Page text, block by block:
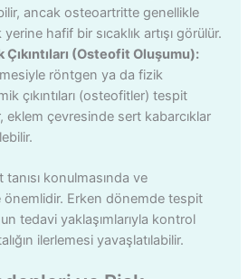
ancak osteoartritte genellikle
yerine hafif bir sıcaklık artışı görülür.
Çıkıntıları (Osteofit Oluşumu):
röntgen ya da fizik
çıkıntıları (osteofitler) tespit
eklem çevresinde sert kabarcıklar
konulmasında ve
Erken dönemde tespit
tedavi yaklaşımlarıyla kontrol
ilerlemesi yavaşlatılabilir.